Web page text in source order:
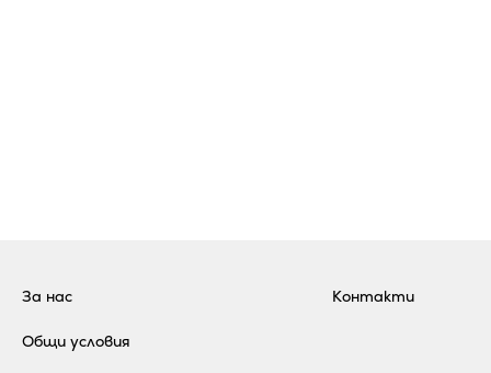
За нас
Общи условия
Контакти